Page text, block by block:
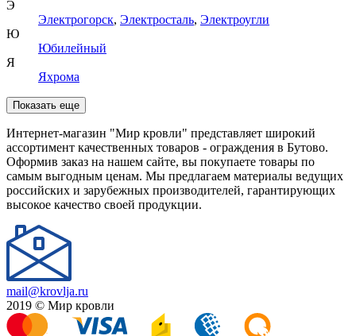
Э
Электрогорск, Электросталь, Электроугли
Ю
Юбилейный
Я
Яхрома
Показать еще
Интернет-магазин "Мир кровли" представляет широкий
ассортимент качественных товаров - ограждения в Бутово.
Оформив заказ на нашем сайте, вы покупаете товары по
самым выгодным ценам. Мы предлагаем материалы ведущих
российских и зарубежных производителей, гарантирующих
высокое качество своей продукции.
mail@krovlja.ru
2019 © Мир кровли